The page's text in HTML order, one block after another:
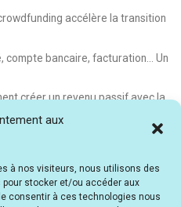
aux
à nos visiteurs, nous utilisons des
stocker et/ou accéder aux
consentir à ces technologies nous
accélère la transition
bancaire, facturation… Un
créer un revenu passif avec la
et payants pour créer et
: vendre des formations en e-